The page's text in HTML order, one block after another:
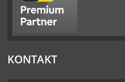
KONTAKT